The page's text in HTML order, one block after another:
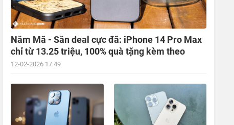
Năm Mã - Săn deal cực đã: iPhone 14 Pro Max
chỉ từ 13.25 triệu, 100% quà tặng kèm theo
12-02-2026 17:49